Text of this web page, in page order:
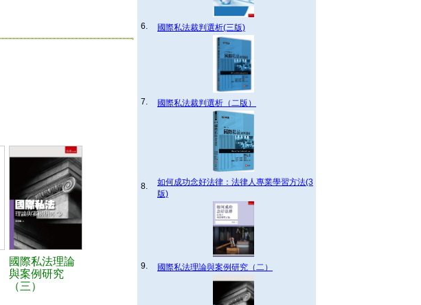
國際私法理論
與案例研究
（三）
6. 國際私法裁判選析(三版)
7. 國際私法裁判選析（二版）
8.
如何成功念好法律：法律人專業學習方法(3
版)
9. 國際私法理論與案例研究（二）